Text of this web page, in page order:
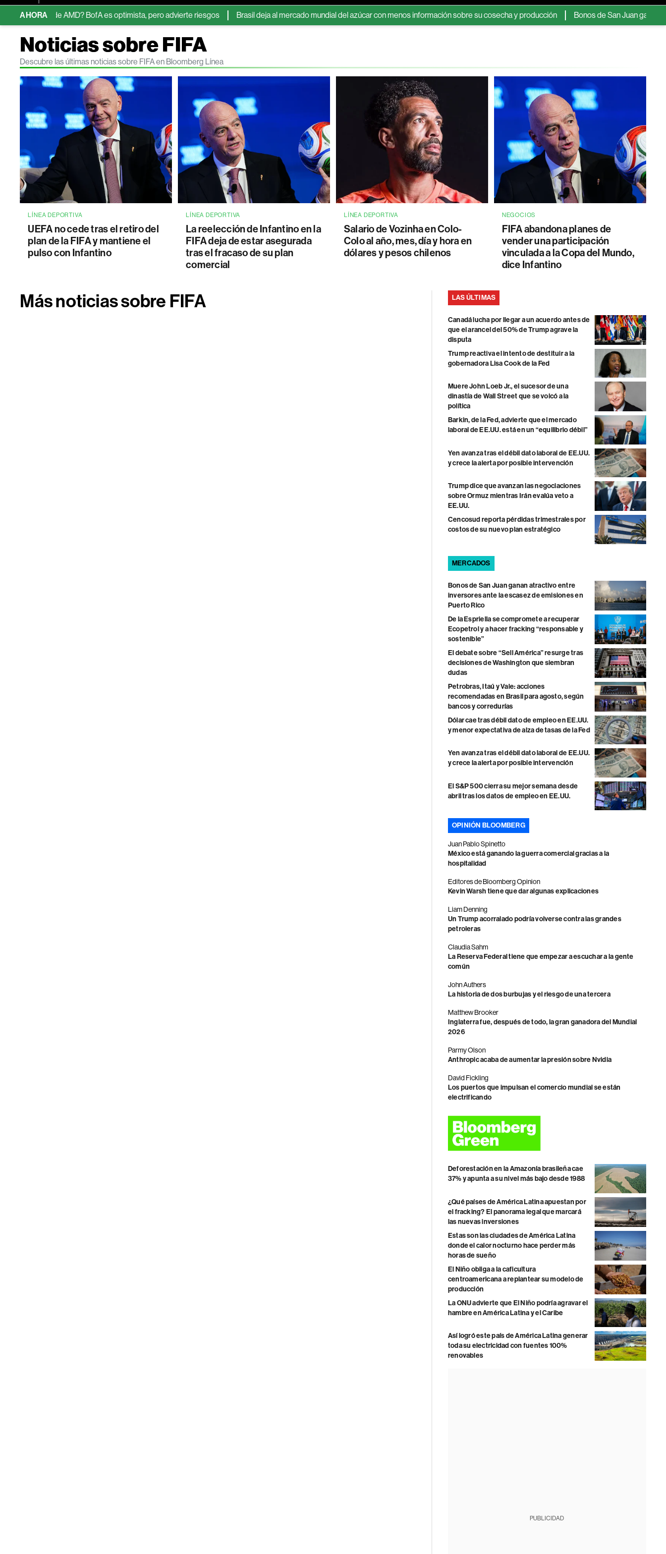
AHORA
de AMD? BofA es optimista, pero advierte riesgos Brasil deja al mercado mundial del azúcar con menos información sobre su cosecha y producción Bonos de San Juan ganan atractivo
Noticias sobre FIFA
Descubre las últimas noticias sobre FIFA en Bloomberg Línea
LÍNEA DEPORTIVA
UEFA no cede tras el retiro del
plan de la FIFA y mantiene el
pulso con Infantino
LÍNEA DEPORTIVA
La reelección de Infantino en la
FIFA deja de estar asegurada
tras el fracaso de su plan
comercial
LÍNEA DEPORTIVA
Salario de Vozinha en Colo-
Colo al año, mes, día y hora en
dólares y pesos chilenos
NEGOCIOS
FIFA abandona planes de
vender una participación
vinculada a la Copa del Mundo,
dice Infantino
Más noticias sobre FIFA LAS ÚLTIMAS
Canadá lucha por llegar a un acuerdo antes de
que el arancel del 50% de Trump agrave la
disputa
Trump reactiva el intento de destituir a la
gobernadora Lisa Cook de la Fed
Muere John Loeb Jr., el sucesor de una
dinastía de Wall Street que se volcó a la
política
Barkin, de la Fed, advierte que el mercado
laboral de EE.UU. está en un “equilibrio débil”
Yen avanza tras el débil dato laboral de EE.UU.
y crece la alerta por posible intervención
Trump dice que avanzan las negociaciones
sobre Ormuz mientras Irán evalúa veto a
EE.UU.
Cencosud reporta pérdidas trimestrales por
costos de su nuevo plan estratégico
MERCADOS
Bonos de San Juan ganan atractivo entre
inversores ante la escasez de emisiones en
Puerto Rico
De la Espriella se compromete a recuperar
Ecopetrol y a hacer fracking “responsable y
sostenible”
El debate sobre “Sell América” resurge tras
decisiones de Washington que siembran
dudas
Petrobras, Itaú y Vale: acciones
recomendadas en Brasil para agosto, según
bancos y corredurías
Dólar cae tras débil dato de empleo en EE.UU.
y menor expectativa de alza de tasas de la Fed
Yen avanza tras el débil dato laboral de EE.UU.
y crece la alerta por posible intervención
El S&P 500 cierra su mejor semana desde
abril tras los datos de empleo en EE.UU.
OPINIÓN BLOOMBERG
Juan Pablo Spinetto
México está ganando la guerra comercial gracias a la
hospitalidad
Editores de Bloomberg Opinion
Kevin Warsh tiene que dar algunas explicaciones
Liam Denning
Un Trump acorralado podría volverse contra las grandes
petroleras
Claudia Sahm
La Reserva Federal tiene que empezar a escuchar a la gente
común
John Authers
La historia de dos burbujas y el riesgo de una tercera
Matthew Brooker
Inglaterra fue, después de todo, la gran ganadora del Mundial
2026
Parmy Olson
Anthropic acaba de aumentar la presión sobre Nvidia
David Fickling
Los puertos que impulsan el comercio mundial se están
electrificando
Deforestación en la Amazonía brasileña cae
37% y apunta a su nivel más bajo desde 1988
¿Qué países de América Latina apuestan por
el fracking? El panorama legal que marcará
las nuevas inversiones
Estas son las ciudades de América Latina
donde el calor nocturno hace perder más
horas de sueño
El Niño obliga a la caficultura
centroamericana a replantear su modelo de
producción
La ONU advierte que El Niño podría agravar el
hambre en América Latina y el Caribe
Así logró este país de América Latina generar
toda su electricidad con fuentes 100%
renovables
PUBLICIDAD